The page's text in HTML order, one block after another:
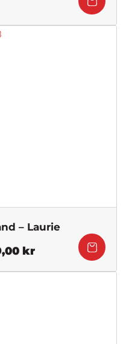
– Laurie
krDet
nuvarande